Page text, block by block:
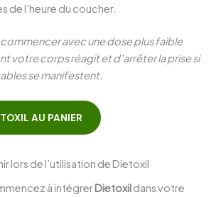
de l’heure du coucher.
avec une dose plus faible
votre corps réagit et d’arrêter la prise si
se manifestent.
AU PANIER
lors de l’utilisation de Dietoxil
à intégrerDietoxildans votre